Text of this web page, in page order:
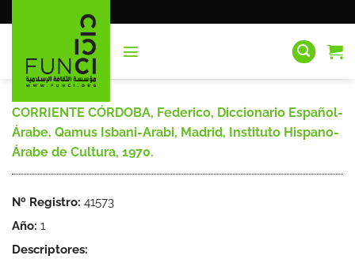
al
CORRIENTE CÓRDOBA, Federico, Diccionario Español-
Árabe. Qamus Isbani-Arabi, Madrid, Instituto Hispano-
Árabe de Cultura, 1970.
Nº Registro: 41573
Año: 1
Descriptores: